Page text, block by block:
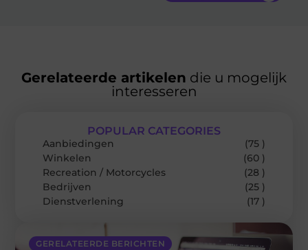
Gerelateerde artikelen die u mogelijk
interesseren
GERELATEERDE BERICHTEN
POPULAR CATEGORIES
Aanbiedingen
(75 )
Winkelen
(60 )
Recreation / Motorcycles
(28 )
Bedrijven
(25 )
Dienstverlening
(17 )